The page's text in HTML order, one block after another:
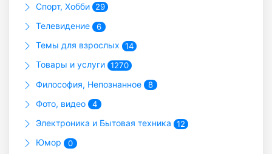
Спорт, Хобби 29
Телевидение 6
Темы для взрослых 14
Товары и услуги 1270
Философия, Непознанное 8
Фото, видео 4
Электроника и Бытовая техника 12
Юмор 0